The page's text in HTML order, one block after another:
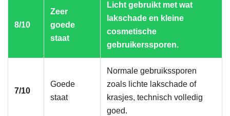
8/10
Zeer
goede
staat
Licht gebruikt met wat
lakschade en kleine
cosmetische
gebruikerssporen.
7/10
Goede
staat
Normale gebruikssporen
zoals lichte lakschade of
krasjes, technisch volledig
goed.